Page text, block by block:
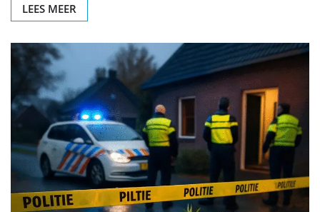
LEES MEER